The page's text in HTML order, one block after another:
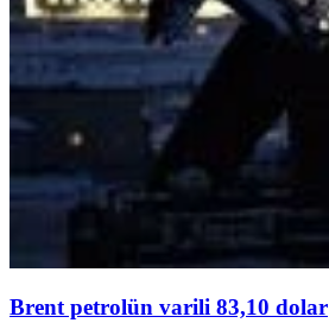
Brent petrolün varili 83,10 dolar